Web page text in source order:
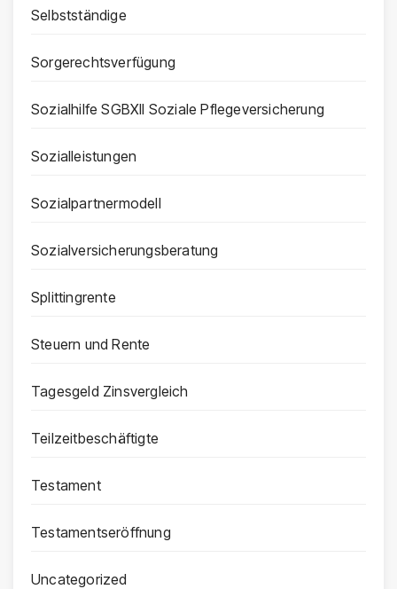
Selbstständige
Sorgerechtsverfügung
Sozialhilfe SGBXII Soziale Pflegeversicherung
Sozialleistungen
Sozialpartnermodell
Sozialversicherungsberatung
Splittingrente
Steuern und Rente
Tagesgeld Zinsvergleich
Teilzeitbeschäftigte
Testament
Testamentseröffnung
Uncategorized